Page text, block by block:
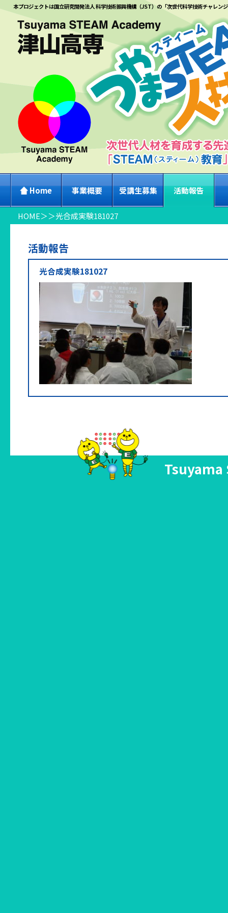
本プロジェクトは国立研究開発法人 科学技術振興機構（JST）の「次世代科学技術チャレン
Home 事業概要 受講生募集 活動報告
HOME＞＞光合成実験181027
活動報告
光合成実験181027
Tsuyama